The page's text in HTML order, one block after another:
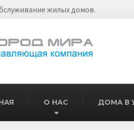
жилых домов.
О НАС ДОМА В